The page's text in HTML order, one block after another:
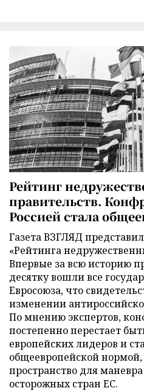
Рейтинг
правительств.
Россией стала
Газета ВЗГЛЯД
«Рейтинга
Впервые за всю историю
десятку вошли все
Евросоюза, что
изменении
По мнению экспертов,
постепенно перестает
европейских лидеров и
общеевропейской
пространство для
осторожных стран ЕС.